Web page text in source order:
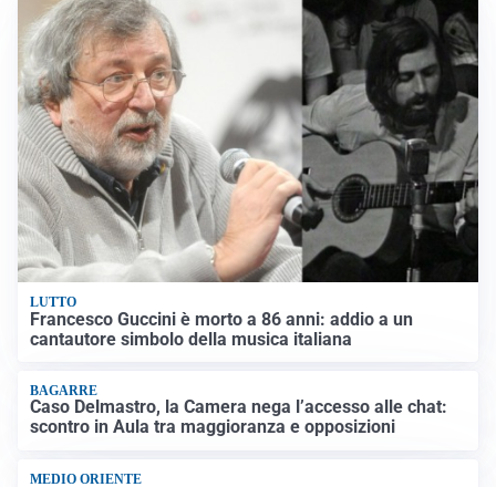
LUTTO
Francesco Guccini è morto a 86 anni: addio a un
cantautore simbolo della musica italiana
BAGARRE
Caso Delmastro, la Camera nega l’accesso alle chat:
scontro in Aula tra maggioranza e opposizioni
MEDIO ORIENTE